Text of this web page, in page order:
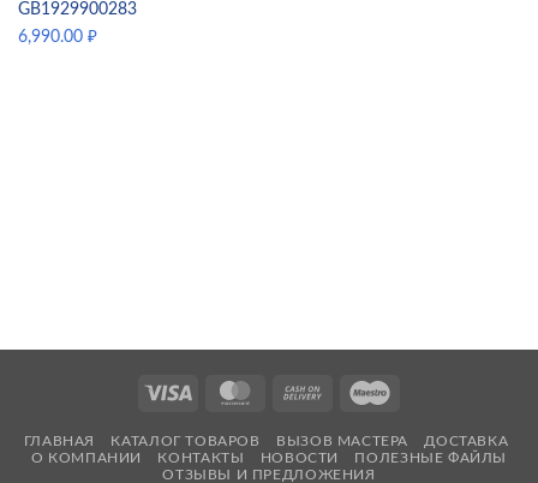
GB1929900283
6,990.00 ₽
Visa MasterCardCash
Delivery
ГЛАВНАЯ КАТАЛОГ ТОВАРОВ ВЫЗОВ МАСТЕРА
ДОСТАВКА
О КОМПАНИИ
КОНТАКТЫ НОВОСТИ
ПОЛЕЗНЫЕ ФАЙЛЫ
ОТЗЫВЫ И ПРЕДЛОЖЕНИЯ